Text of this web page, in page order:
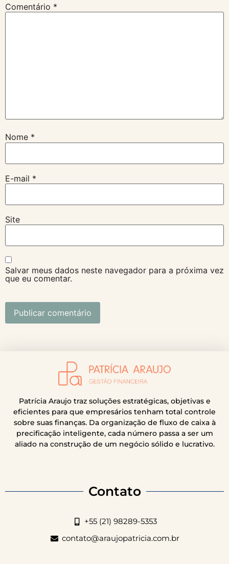
Comentário *
Nome *
E-mail *
Site
Salvar meus dados neste navegador para a próxima vez
que eu comentar.
Patrícia Araujo traz soluções estratégicas, objetivas e
eficientes para que empresários tenham total controle
sobre suas finanças. Da organização de fluxo de caixa à
precificação inteligente, cada número passa a ser um
aliado na construção de um negócio sólido e lucrativo.
Contato
+55 (21) 98289-5353
contato@araujopatricia.com.br